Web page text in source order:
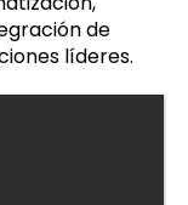
de
líderes.